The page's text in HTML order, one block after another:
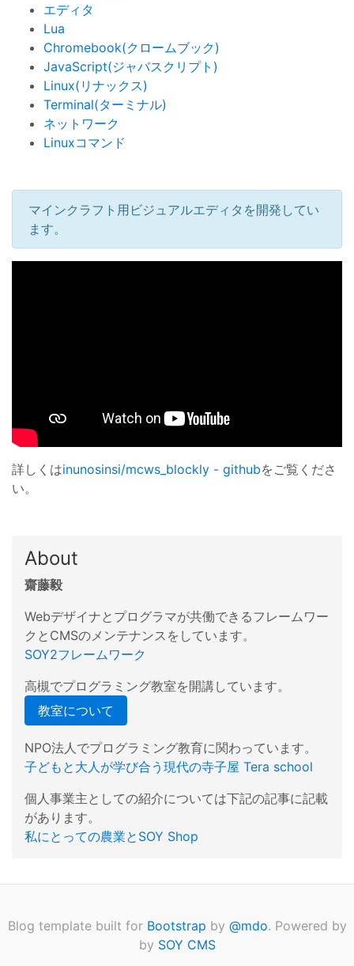
エディタ
Lua
Chromebook(クロームブック)
JavaScript(ジャバスクリプト)
Linux(リナックス)
Terminal(ターミナル)
ネットワーク
Linuxコマンド
マインクラフト用ビジュアルエディタを開発してい
ます。
詳しくはinunosinsi/mcws_blockly - githubをご覧くださ
い。
About
齋藤毅
Webデザイナとプログラマが共働できるフレームワー
クとCMSのメンテナンスをしています。
SOY2フレームワーク
高槻でプログラミング教室を開講しています。
教室について
NPO法人でプログラミング教育に関わっています。
子どもと大人が学び合う現代の寺子屋 Tera school
個人事業主としての紹介については下記の記事に記載
があります。
私にとっての農業とSOY Shop
Blog template built for Bootstrap by @mdo. Powered by
by SOY CMS